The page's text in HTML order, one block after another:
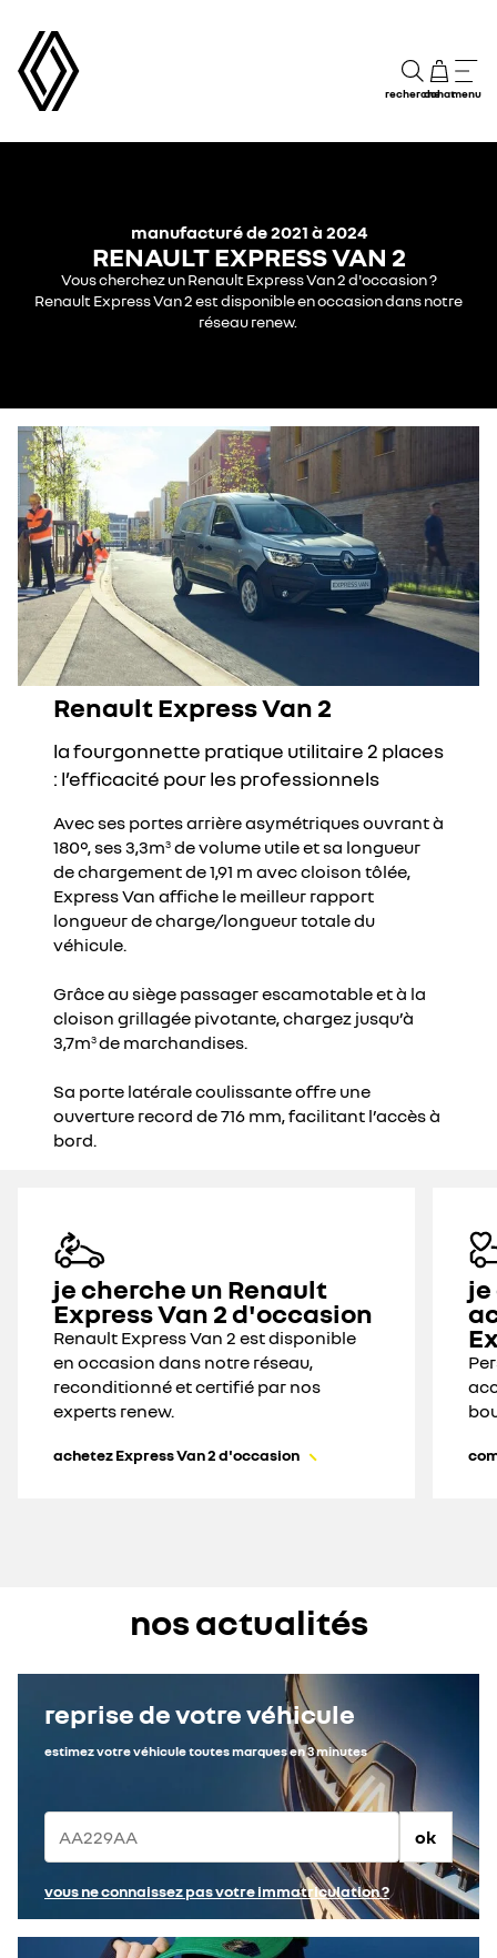
rechercheachatmenu
manufacturé de 2021 à 2024
RENAULT EXPRESS VAN 2
Vous cherchez un Renault Express Van 2 d'occasion ?
Renault Express Van 2 est disponible en occasion dans notre
réseau renew.
Renault Express Van 2
la fourgonnette pratique utilitaire 2 places
: l’efficacité pour les professionnels
Avec ses portes arrière asymétriques ouvrant à
180°, ses 3,3m3 de volume utile et sa longueur
de chargement de 1,91 m avec cloison tôlée,
Express Van affiche le meilleur rapport
longueur de charge/longueur totale du
véhicule.
Grâce au siège passager escamotable et à la
cloison grillagée pivotante, chargez jusqu’à
3,7m3de marchandises.
Sa porte latérale coulissante offre une
ouverture record de 716 mm, facilitant l’accès à
bord.
je cherche un Renault
Express Van 2 d'occasion
Renault Express Van 2 est disponible
en occasion dans notre réseau,
reconditionné et certifié par nos
experts renew.
achetez Express Van 2 d'occasion
je
nos actualités
reprise de votre véhicule
estimez votre véhicule toutes marques en 3 minutes
ok
vous ne connaissez pas votre immatriculation ?